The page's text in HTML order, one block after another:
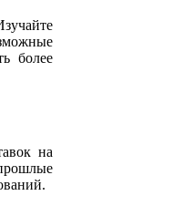
более
на